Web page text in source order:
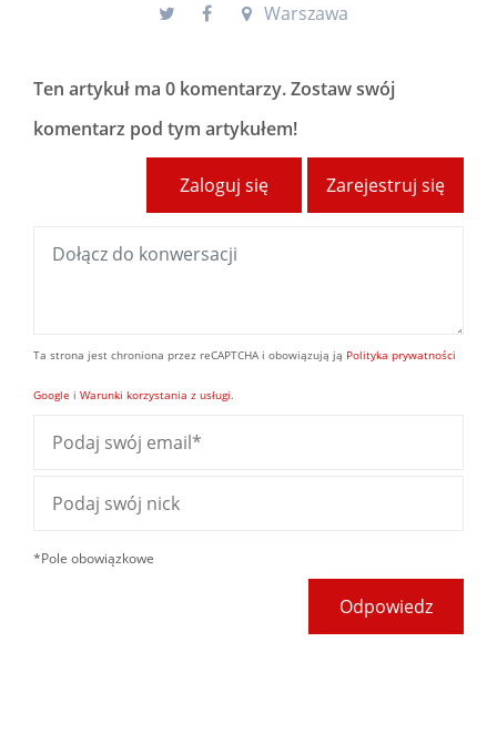
Warszawa
Ten artykuł ma 0 komentarzy. Zostaw swój
komentarz pod tym artykułem!
Zarejestruj się
Zaloguj się
Ta strona jest chroniona przez reCAPTCHA i obowiązują ją Polityka prywatności
Google i Warunki korzystania z usługi.
*Pole obowiązkowe
Odpowiedz